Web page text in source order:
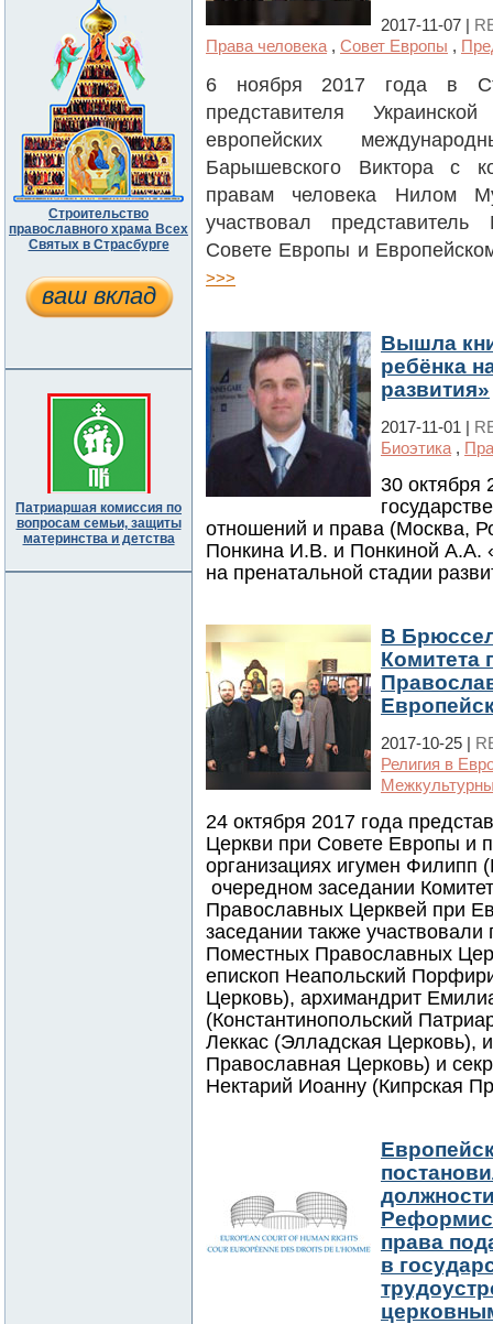
Строительство
православного храма Всех
Святых в Страсбурге
ваш вклад
Патриаршая комиссия по
вопросам семьи, защиты
материнства и детства
2017-11-07 |
Права человека , Совет Европы ,
6 ноября 2017 года в
представителя
европейских
Барышевского Виктора с
правам человека Нилом
участвовал
Совете Европы и
>>>
Вышла
ребёнка
развития»
2017-11-01 |
Биоэтика ,
30 октября
отношений и права (Москва,
Понкина И.В. и Понкиной А.А.
на пренатальной стадии
В
Комитета
2017-10-25 |
Религия в
24 октября 2017 года
Церкви при Совете Европы и
организациях игумен Филипп
очередном заседании
Православных Церквей при
заседании также участвовали
Поместных Православных
епископ Неапольский
Церковь), архимандрит
(Константинопольский
Леккас (Элладская Церковь),
Православная Церковь) и
Нектарий Иоанну (Кипрская
права
в